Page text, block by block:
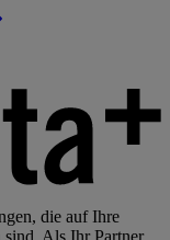
die auf Ihre
sind. Als Ihr Partner